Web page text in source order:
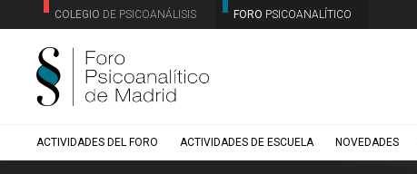
COLEGIO DE PSICOANÁLISIS FORO PSICOANALÍTICO
ACTIVIDADES DEL FORO ACTIVIDADES DE ESCUELA NOVEDADES